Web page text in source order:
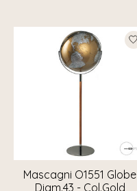
Mascagni O1551 Globe
Diam.43 - Col.Gold